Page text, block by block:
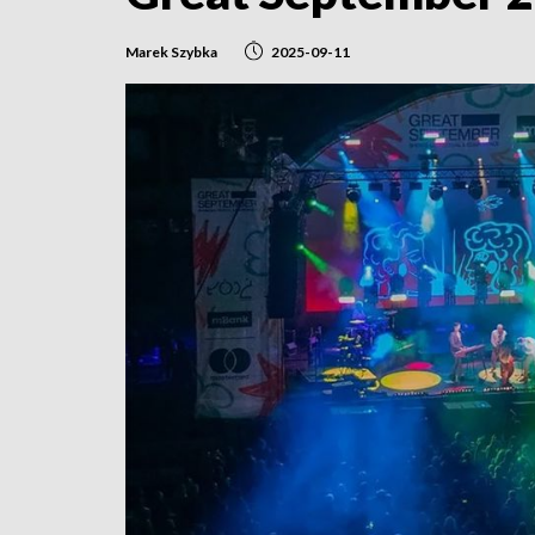
Marek Szybka 2025-09-11